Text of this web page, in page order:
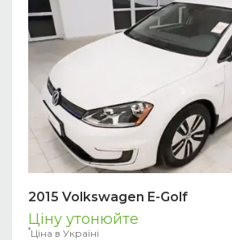
2015 Volkswagen E-Golf
Ціну утонюйте
*Ціна в Україні